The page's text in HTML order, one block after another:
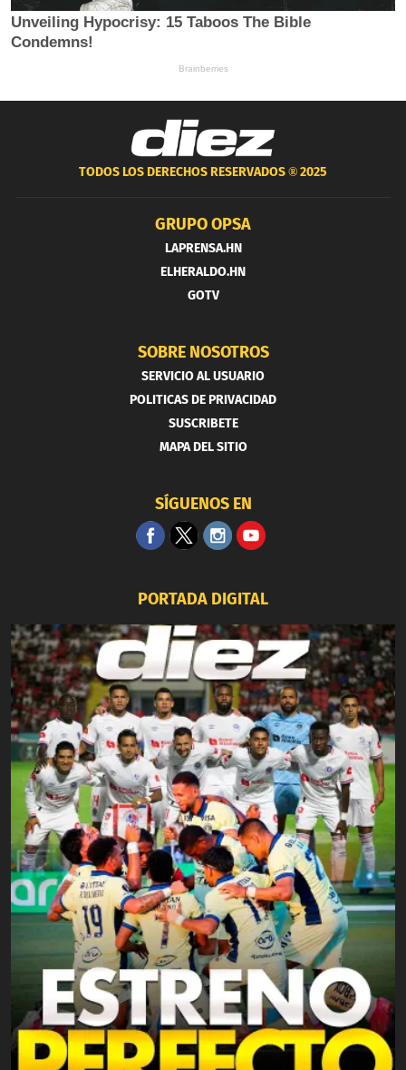
TODOS LOS DERECHOS RESERVADOS ®2025
GRUPO OPSA
LAPRENSA.HN
ELHERALDO.HN
GOTV
SOBRE NOSOTROS
SERVICIO AL USUARIO
POLITICAS DE PRIVACIDAD
SUSCRIBETE
MAPA DEL SITIO
SÍGUENOS EN
PORTADA DIGITAL